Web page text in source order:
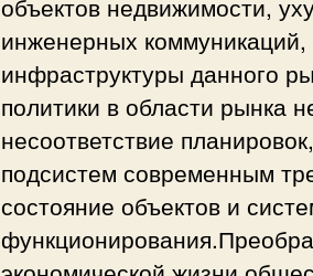
инженерных коммуникаций,
инфраструктуры данного
политики в области рынка
несоответствие
подсистем современным
состояние объектов и